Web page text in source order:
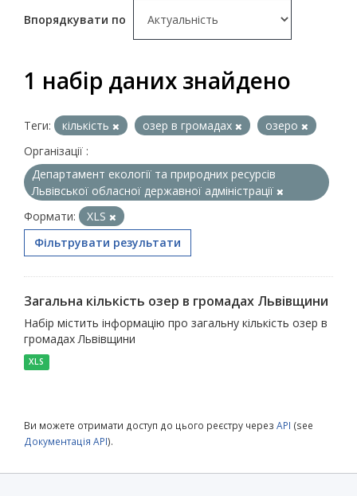
Впорядкувати по
1 набір даних знайдено
Теги: кількість озер в громадах
озеро
Організації :
Департамент екології та природних ресурсів
Львівської обласної державної адміністрації
Формати:
XLS
Фільтрувати результати
Загальна кількість озер в громадах Львівщини
Набір містить інформацію про загальну кількість озер в
громадах Львівщини
XLS
Ви можете отримати доступ до цього реєстру через API (see
Документація API).